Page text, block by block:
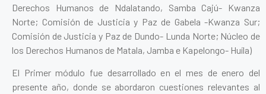
Derechos Humanos de Ndalatando, Samba Cajú- Kwanza
Norte; Comisión de Justicia y Paz de Gabela -Kwanza Sur;
Comisión de Justicia y Paz de Dundo- Lunda Norte; Núcleo de
los Derechos Humanos de Matala, Jamba e Kapelongo- Huíla)
El Primer módulo fue desarrollado en el mes de enero del
presente año, donde se abordaron cuestiones relevantes al